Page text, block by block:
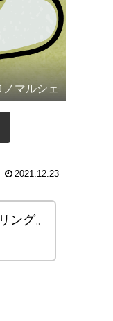
ノマルシェ
2021.12.23
ング。